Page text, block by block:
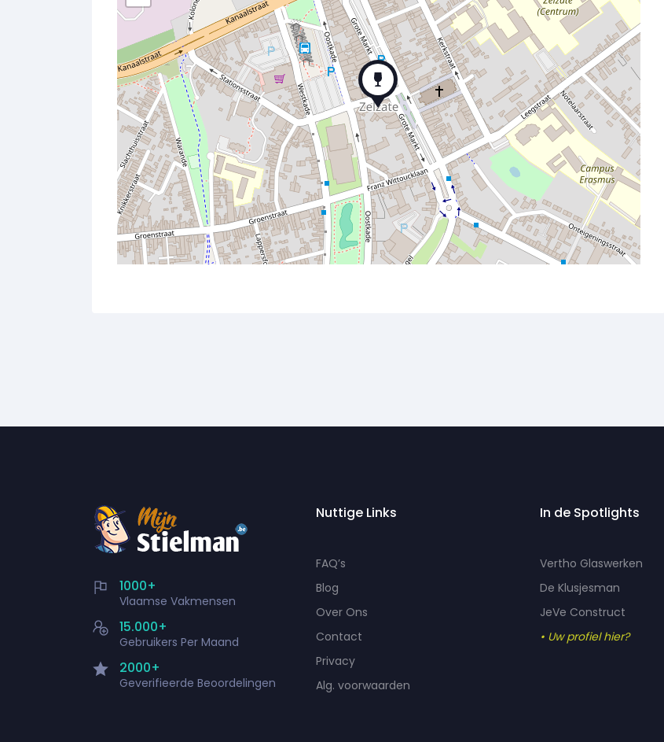
1000+
Vlaamse Vakmensen
15.000+
Gebruikers Per Maand
2000+
Geverifieerde Beoordelingen
Nuttige Links
FAQ’s
Blog
Over Ons
Contact
Privacy
Alg. voorwaarden
In de Spotlights
Vertho Glaswerken
De Klusjesman
JeVe Construct
• Uw profiel hier?